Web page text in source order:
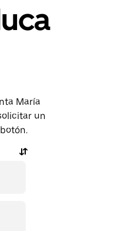
María
un